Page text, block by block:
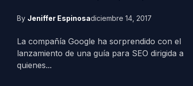
By Jeniffer Espinosadiciembre 14, 2017
La compañía Google ha sorprendido con el
lanzamiento de una guía para SEO dirigida a
quienes...